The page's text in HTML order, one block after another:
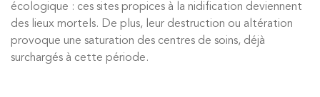
écologique : ces sites propices à la nidification deviennent
des lieux mortels. De plus, leur destruction ou altération
provoque une saturation des centres de soins, déjà
surchargés à cette période.